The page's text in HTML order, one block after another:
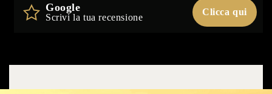
Google
Scrivi la tua recensione
Clicca qui